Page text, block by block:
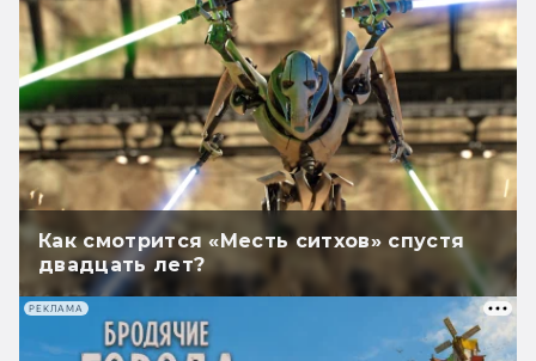
Как смотрится «Месть ситхов» спустя
двадцать лет?
РЕКЛАМА